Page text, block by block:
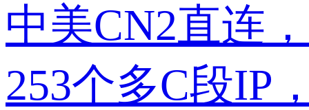
中美CN2直连
253个多C段IP